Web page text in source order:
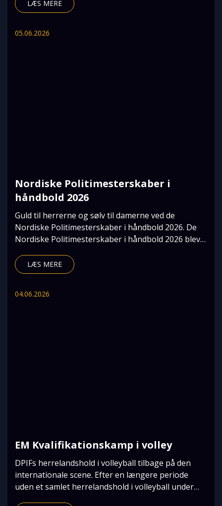
LÆS MERE
05.06.2026
Nordiske Politimesterskaber i
håndbold 2026
Guld til herrerne og sølv til damerne ved de
Nordiske Politimesterskaber i håndbold 2026. De
Nordiske Politimesterskaber i håndbold 2026 blev
LÆS MERE
04.06.2026
EM Kvalifikationskamp i volley
DPIFs herrelandshold i volleyball tilbage på den
internationale scene. Efter en længere periode
uden et samlet herrelandshold i volleyball under